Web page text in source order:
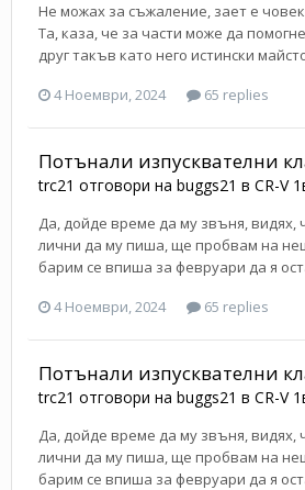
Не можах за съжаление, зает е
Та, каза, че за части може да
друг такъв като него истински
4 Ноември, 2024
65 replies
Потънали изпусквателни
trc21 отговори на buggs21 в CR-V
Да, дойде време да му звъня, видях,
лични да му пиша, ще пробвам на
барим се впиша за февруари да я
4 Ноември, 2024
65 replies
Потънали изпусквателни
trc21 отговори на buggs21 в CR-V
Да, дойде време да му звъня, видях,
лични да му пиша, ще пробвам на
барим се впиша за февруари да я